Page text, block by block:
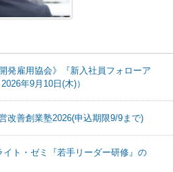
発雇用協会》『新入社員フォローア
年9月10日(木)）
改善創業塾2026(申込期限9/9まで)
ト・ゼミ『若手リーダー研修』の